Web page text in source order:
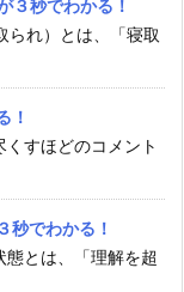
３秒でわかる！
られ）とは、「寝取
！
くすほどのコメント
秒でわかる！
態とは、「理解を超